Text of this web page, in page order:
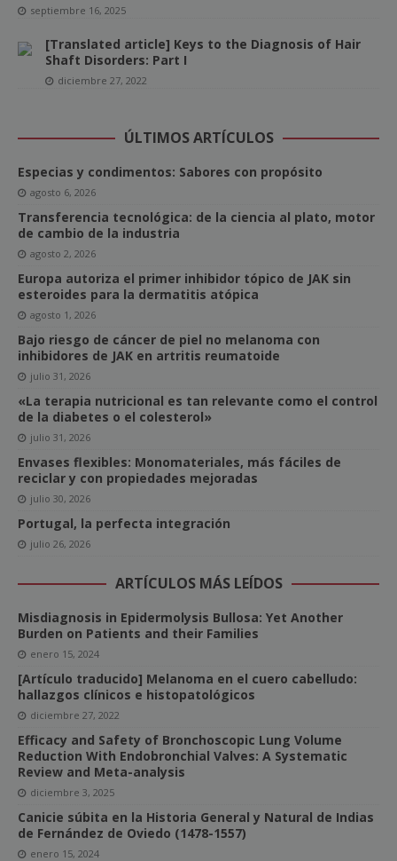
septiembre 16, 2025
[Translated article] Keys to the Diagnosis of Hair
Shaft Disorders: Part I
diciembre 27, 2022
ÚLTIMOS ARTÍCULOS
Especias y condimentos: Sabores con propósito
agosto 6, 2026
Transferencia tecnológica: de la ciencia al plato, motor
de cambio de la industria
agosto 2, 2026
Europa autoriza el primer inhibidor tópico de JAK sin
esteroides para la dermatitis atópica
agosto 1, 2026
Bajo riesgo de cáncer de piel no melanoma con
inhibidores de JAK en artritis reumatoide
julio 31, 2026
«La terapia nutricional es tan relevante como el control
de la diabetes o el colesterol»
julio 31, 2026
Envases flexibles: Monomateriales, más fáciles de
reciclar y con propiedades mejoradas
julio 30, 2026
Portugal, la perfecta integración
julio 26, 2026
ARTÍCULOS MÁS LEÍDOS
Misdiagnosis in Epidermolysis Bullosa: Yet Another
Burden on Patients and their Families
enero 15, 2024
[Artículo traducido] Melanoma en el cuero cabelludo:
hallazgos clínicos e histopatológicos
diciembre 27, 2022
Efficacy and Safety of Bronchoscopic Lung Volume
Reduction With Endobronchial Valves: A Systematic
Review and Meta-analysis
diciembre 3, 2025
Canicie súbita en la Historia General y Natural de Indias
de Fernández de Oviedo (1478-1557)
enero 15, 2024